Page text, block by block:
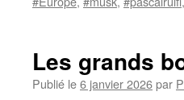
Les grands
Publié le6 janvier 2026par